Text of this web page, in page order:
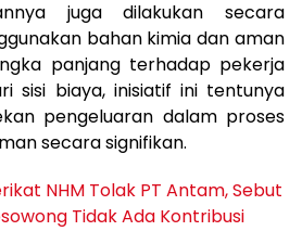
juga dilakukan secara
bahan kimia dan aman
panjang terhadap pekerja
sisi biaya, inisiatif ini tentunya
pengeluaran dalam proses
secara signifikan.
NHM Tolak PT Antam, Sebut
Tidak Ada Kontribusi